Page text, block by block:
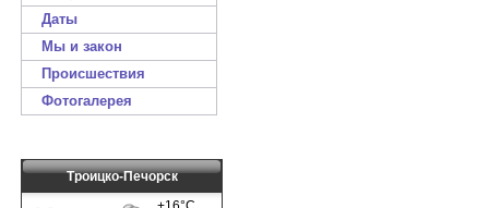
Даты
Мы и закон
Происшествия
Фотогалерея
Троицко-Печорск